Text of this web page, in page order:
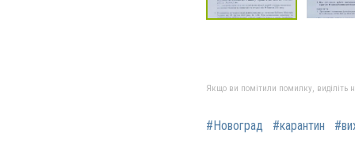
Якщо ви помітили помилку, виділіть
#Новоград #карантин